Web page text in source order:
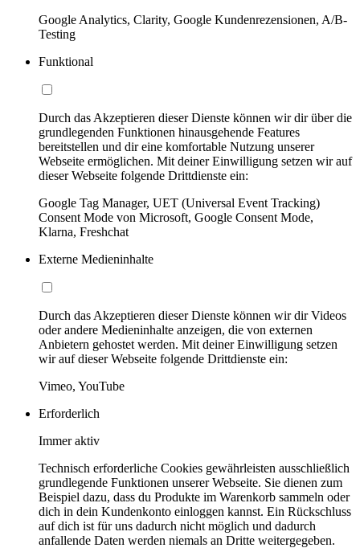
Google Analytics, Clarity, Google Kundenrezensionen, A/B-
Testing
Funktional
Durch das Akzeptieren dieser Dienste können wir dir über die
grundlegenden Funktionen hinausgehende Features
bereitstellen und dir eine komfortable Nutzung unserer
Webseite ermöglichen. Mit deiner Einwilligung setzen wir auf
dieser Webseite folgende Drittdienste ein:
Google Tag Manager, UET (Universal Event Tracking)
Consent Mode von Microsoft, Google Consent Mode,
Klarna, Freshchat
Externe Medieninhalte
Durch das Akzeptieren dieser Dienste können wir dir Videos
oder andere Medieninhalte anzeigen, die von externen
Anbietern gehostet werden. Mit deiner Einwilligung setzen
wir auf dieser Webseite folgende Drittdienste ein:
Vimeo, YouTube
Erforderlich
Immer aktiv
Technisch erforderliche Cookies gewährleisten ausschließlich
grundlegende Funktionen unserer Webseite. Sie dienen zum
Beispiel dazu, dass du Produkte im Warenkorb sammeln oder
dich in dein Kundenkonto einloggen kannst. Ein Rückschluss
auf dich ist für uns dadurch nicht möglich und dadurch
anfallende Daten werden niemals an Dritte weitergegeben.